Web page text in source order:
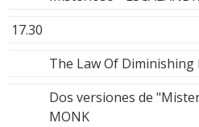
17.30
The Law Of Diminishing
Dos versiones de
MONK